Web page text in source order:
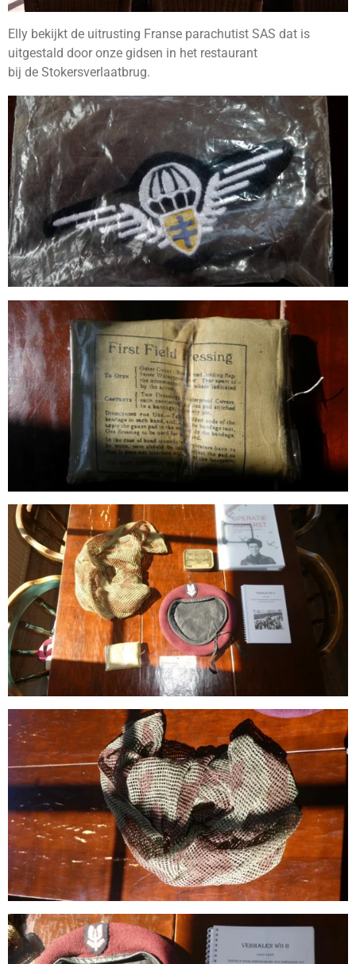
Elly bekijkt de uitrusting Franse parachutist SAS dat is
uitgestald door onze gidsen in het restaurant
bij de Stokersverlaatbrug.